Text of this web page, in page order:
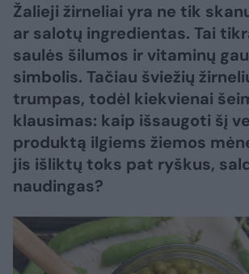
Žalieji žirneliai yra ne tik
ar salotų ingredientas. Tai
saulės šilumos ir vitaminų
simbolis. Tačiau šviežių
trumpas, todėl kiekvienai
klausimas: kaip išsaugoti šį
produktą ilgiems žiemos
jis išliktų toks pat ryškus,
naudingas?